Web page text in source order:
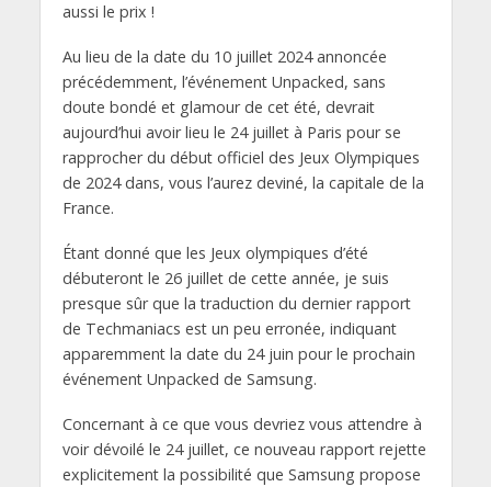
aussi le prix !
Au lieu de la date du 10 juillet 2024 annoncée
précédemment, l’événement Unpacked, sans
doute bondé et glamour de cet été, devrait
aujourd’hui avoir lieu le 24 juillet à Paris pour se
rapprocher du début officiel des Jeux Olympiques
de 2024 dans, vous l’aurez deviné, la capitale de la
France.
Étant donné que les Jeux olympiques d’été
débuteront le 26 juillet de cette année, je suis
presque sûr que la traduction du dernier rapport
de Techmaniacs est un peu erronée, indiquant
apparemment la date du 24 juin pour le prochain
événement Unpacked de Samsung.
Concernant à ce que vous devriez vous attendre à
voir dévoilé le 24 juillet, ce nouveau rapport rejette
explicitement la possibilité que Samsung propose